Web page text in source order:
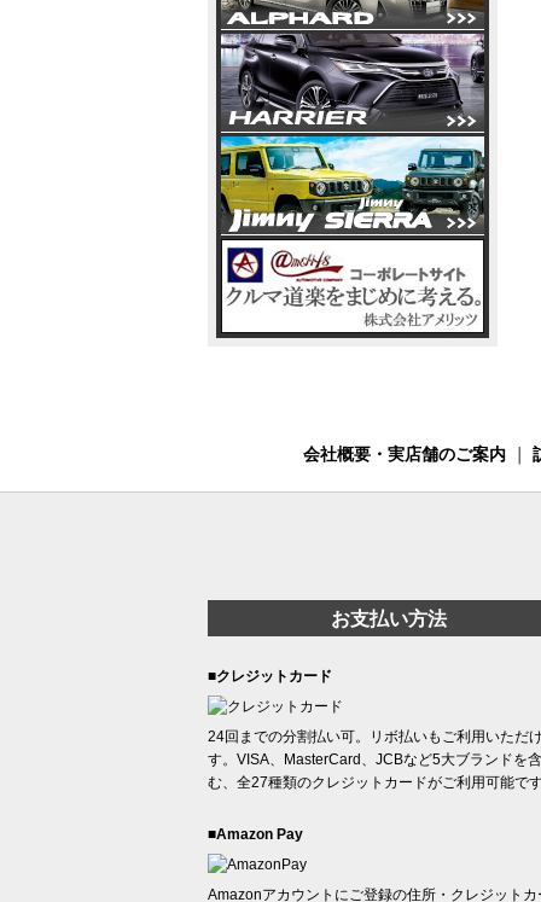
会社概要・実店舗のご案内
お支払い方法
■クレジットカード
24回までの分割払い可。リボ払いもご利用いただ
す。VISA、MasterCard、JCBなど5大ブランドを含
む、全27種類のクレジットカードがご利用可能で
■Amazon Pay
Amazonアカウントにご登録の住所・クレジットカ